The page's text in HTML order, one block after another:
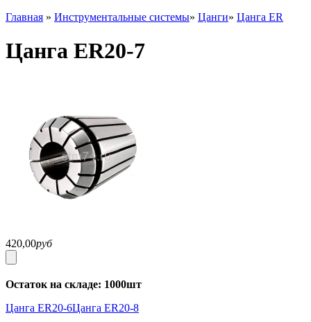
Главная » Инструментальные системы» Цанги» Цанга ER
Цанга ER20-7
420,00руб
Остаток на складе: 1000шт
Цанга ER20-6Цанга ER20-8